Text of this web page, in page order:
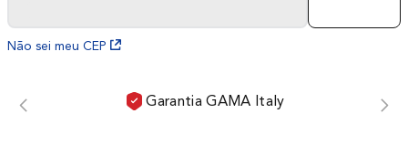
Não sei meu CEP
Garantia GAMA Italy